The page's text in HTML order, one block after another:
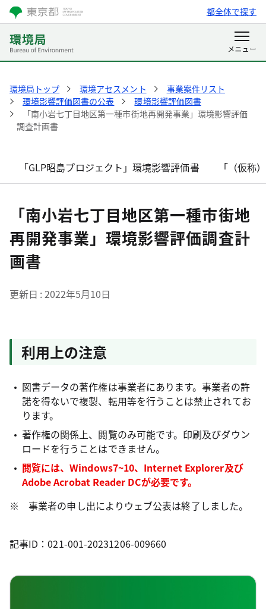
都全体で探す
環境局トップ 環境アセスメント
事業案件リスト
環境影響評価図書の公表
環境影響評価図書
「南小岩七丁目地区第一種市街地再開発事業」環境影響評価
調査計画書
「GLP昭島プロジェクト」環境影響評価書 「（仮称
「南小岩七丁目地区第一種市街地
再開発事業」環境影響評価調査計
画書
更新日 2022年5月10日
利用上の注意
図書データの著作権は事業者にあります。事業者の許
諾を得ないで複製、転用等を行うことは禁止されてお
ります。
著作権の関係上、閲覧のみ可能です。印刷及びダウン
ロードを行うことはできません。
閲覧には、Windows7~10、Internet Explorer及び
Adobe Acrobat Reader DCが必要です。
※ 事業者の申し出によりウェブ公表は終了しました。
記事ID：021-001-20231206-009660